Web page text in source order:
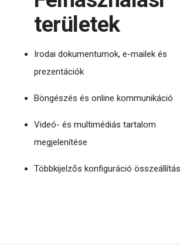
területek
Irodai dokumentumok, e-mailek és
prezentációk
Böngészés és online kommunikáció
Videó- és multimédiás tartalom
megjelenítése
Többkijelzős konfiguráció